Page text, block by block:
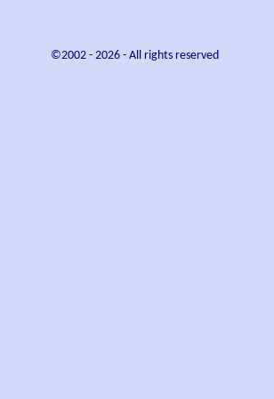
©2002 - 2026- All rights reserved